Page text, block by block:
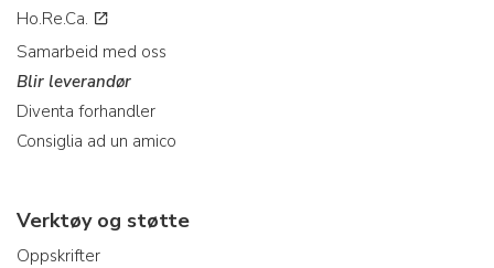
Ho.Re.Ca.
Samarbeid med oss
Blir leverandør
Diventa forhandler
Consiglia ad un amico
Verktøy og støtte
Oppskrifter